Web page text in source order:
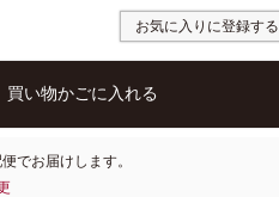
お気に入りに登録する
買い物かごに入れる
でお届けします。